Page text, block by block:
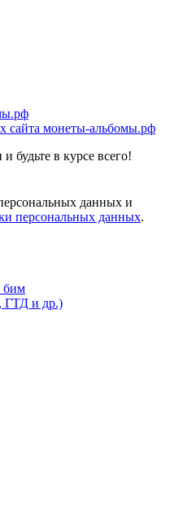
будьте в курсе всего!
данных и
персональных данных.
бим
ГТД и др.)